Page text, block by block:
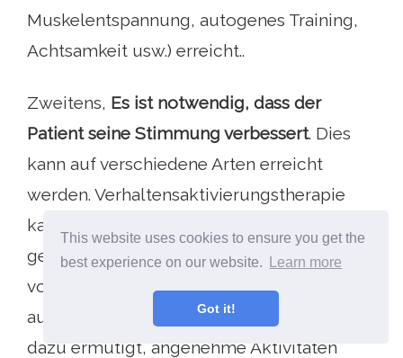
This website uses cookies to ensure you get the
best experience on our website.
Learn more
Got it!
Muskelentspannung, autogenes Training,
Achtsamkeit usw.) erreicht..
Zweitens, Es ist notwendig, dass der
Patient seine Stimmung verbessert. Dies
kann auf verschiedene Arten erreicht
werden. Verhaltensaktivierungstherapie
kann in dieser Hinsicht sehr effektiv sein. Es
geht darum, dass der Patient sein
vorheriges Aktivitätsniveau wieder
aufnimmt. Um dies zu tun, werden Sie
dazu ermutigt, angenehme Aktivitäten